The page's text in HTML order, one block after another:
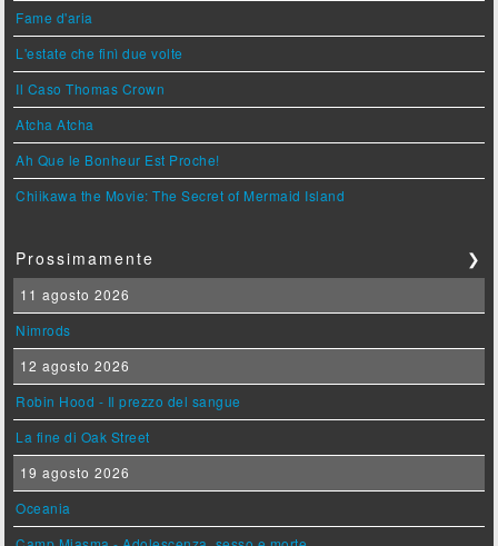
Fame d'aria
L'estate che finì due volte
Il Caso Thomas Crown
Atcha Atcha
Ah Que le Bonheur Est Proche!
Chiikawa the Movie: The Secret of Mermaid Island
Prossimamente ❯
11 agosto 2026
Nimrods
12 agosto 2026
Robin Hood - Il prezzo del sangue
La fine di Oak Street
19 agosto 2026
Oceania